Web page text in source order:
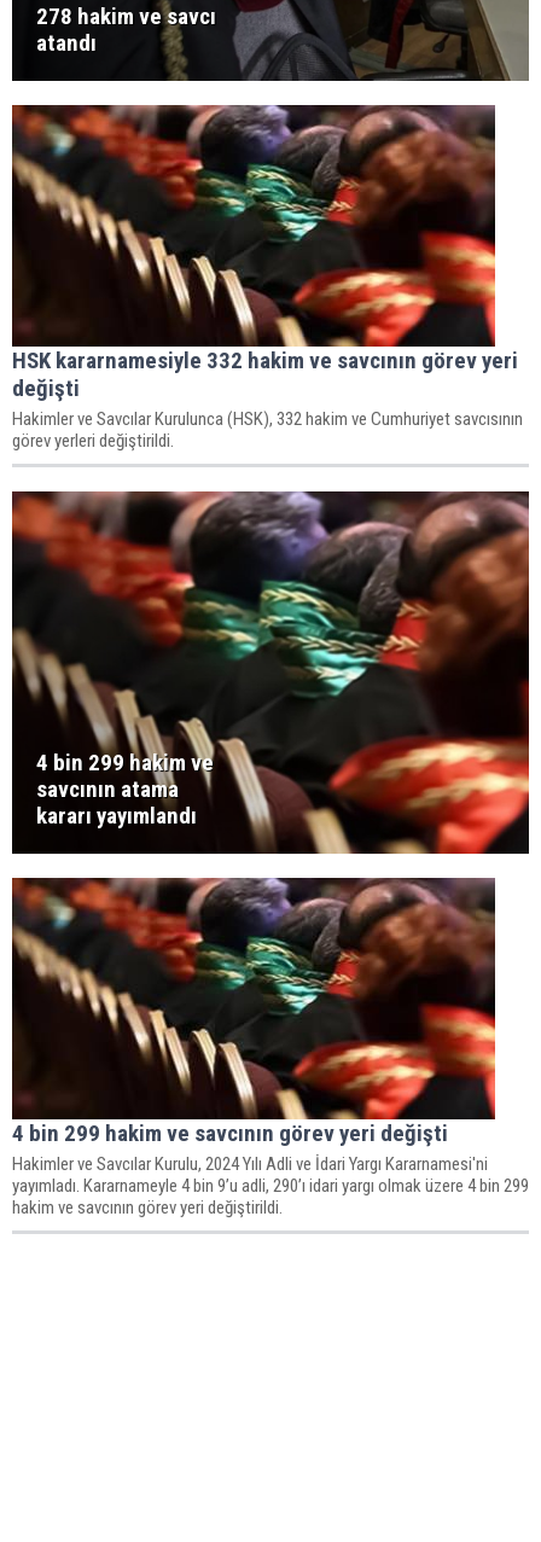
278 hakim ve savcı
atandı
HSK kararnamesiyle 332 hakim ve savcının görev yeri
değişti
Hakimler ve Savcılar Kurulunca (HSK), 332 hakim ve Cumhuriyet savcısının
görev yerleri değiştirildi.
4 bin 299 hakim ve
savcının atama
kararı yayımlandı
4 bin 299 hakim ve savcının görev yeri değişti
Hakimler ve Savcılar Kurulu, 2024 Yılı Adli ve İdari Yargı Kararnamesi'ni
yayımladı. Kararnameyle 4 bin 9’u adli, 290’ı idari yargı olmak üzere 4 bin 299
hakim ve savcının görev yeri değiştirildi.